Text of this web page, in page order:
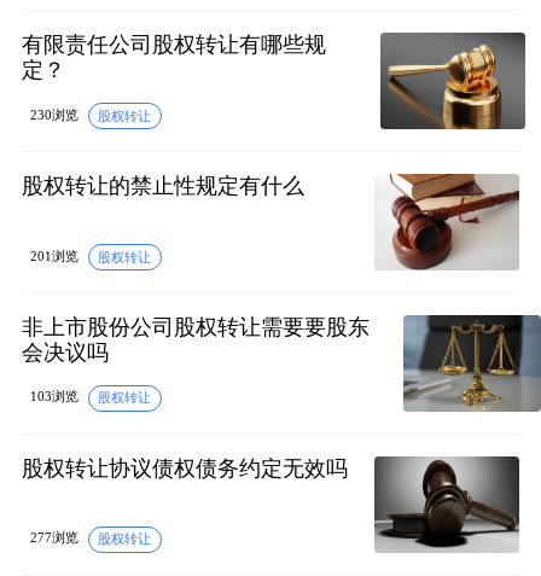
有限责任公司股权转让有哪些规
定？
230浏览 股权转让
股权转让的禁止性规定有什么
201浏览 股权转让
非上市股份公司股权转让需要要股东
会决议吗
103浏览 股权转让
股权转让协议债权债务约定无效吗
277浏览 股权转让